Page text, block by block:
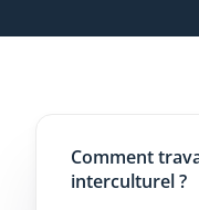
Comment
interculturel ?